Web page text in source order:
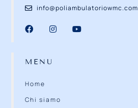
info@poliambulatoriowmc.com
MENU
Home
Chi siamo